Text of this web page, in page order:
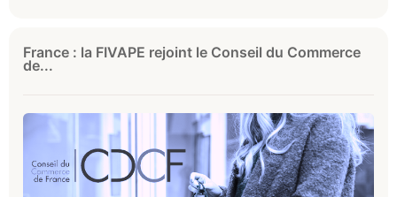
France : la FIVAPE rejoint le Conseil du Commerce
de...